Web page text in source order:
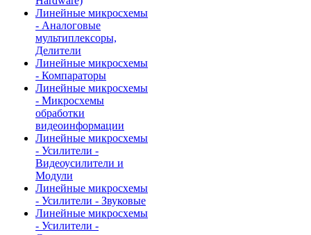
Линейные микросхемы
- Аналоговые
мультиплексоры,
Делители
Линейные микросхемы
- Компараторы
Линейные микросхемы
- Микросхемы
обработки
видеоинформации
Линейные микросхемы
- Усилители -
Видеоусилители и
Модули
Линейные микросхемы
- Усилители - Звуковые
Линейные микросхемы
- Усилители -